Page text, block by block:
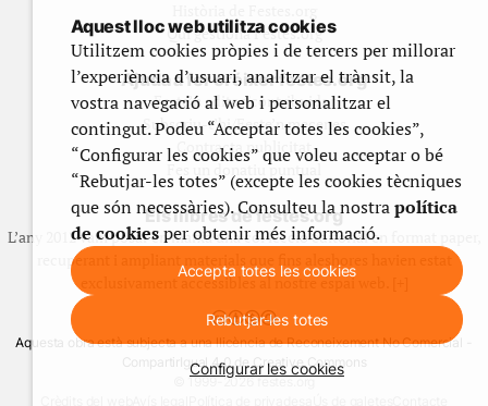
Qui gestiona Festes.org
Ajuda a fer créixer festes.org
Feste’n editor/contribuidor
Subscriu-t’hi/Feste’n mecenes
Contracta publicitat
Fes un donatiu puntual
Els llibres de festes.org
L’any 2012 vam posar en marxa una col·lecció editorial en format paper,
recuperant i ampliant materials que fins aleshores havien estat
exclusivament accessibles al nostre espai web. [+]
Aquesta obra està subjecta a una llicència de Reconeixement No Comercial -
CompartirIgual 4.0 de Creative Commons
© 1999-2026 festes.org
Aquest lloc web utilitza cookies
Utilitzem cookies pròpies i de tercers per millorar
l’experiència d’usuari, analitzar el trànsit, la
vostra navegació al web i personalitzar el
contingut. Podeu “Acceptar totes les cookies”,
“Configurar les cookies” que voleu acceptar o bé
“Rebutjar-les totes” (excepte les cookies tècniques
que són necessàries). Consulteu la nostrapolítica
de cookiesper obtenir més informació.
Accepta totes les cookies
Rebutjar-les totes
Configurar les cookies